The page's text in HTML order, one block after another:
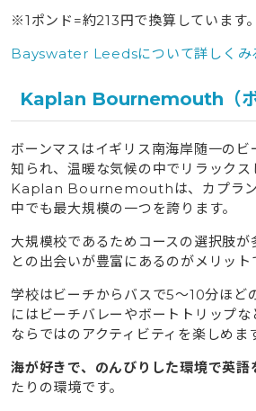
※1ポンド=約213円で換算しています
Bayswater Leedsについて詳しくみ
Kaplan Bournemouth（ボ
ボーンマスはイギリス南海岸随一のビ
知られ、温暖な気候の中でリラックス
Kaplan Bournemouthは、カプラン
中でも最大規模の一つを誇ります。
大規模校であるためコースの選択肢
との出会いが豊富にあるのがメリット
学校はビーチからバスで5〜10分ほど
にはビーチバレーやボートトリップな
ならではのアクティビティを楽しめま
海が好きで、のんびりした環境で英語
たりの環境です。